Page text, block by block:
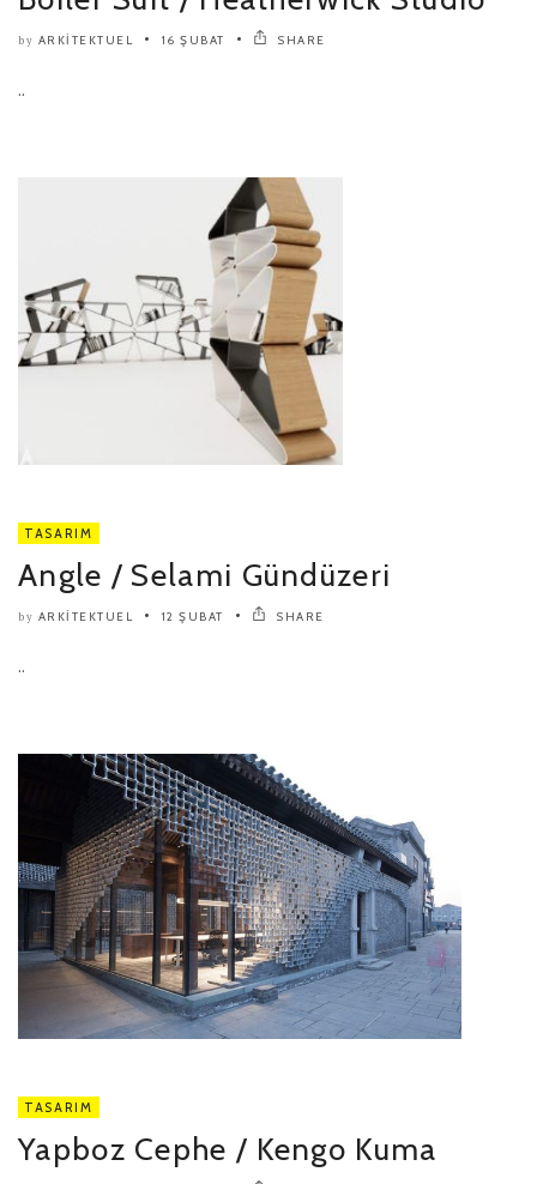
by ARKITEKTUEL 16 ŞUBAT SHARE
..
TASARIM
Angle / Selami Gündüzeri
by ARKITEKTUEL 12 ŞUBAT SHARE
..
TASARIM
Yapboz Cephe / Kengo Kuma